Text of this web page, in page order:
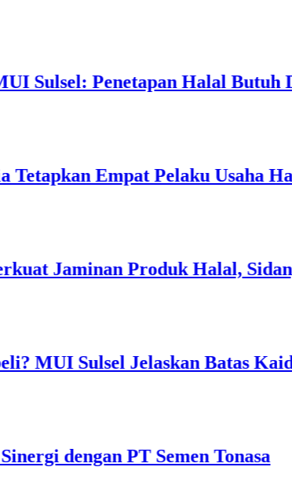
Penetapan Halal Butuh Dalil
Empat Pelaku Usaha Halal
Produk Halal, Sidang
Jelaskan Batas Kaidah
PT Semen Tonasa